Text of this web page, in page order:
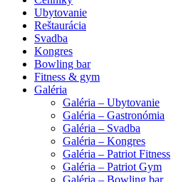
Ubytovanie
Reštaurácia
Svadba
Kongres
Bowling bar
Fitness & gym
Galéria
Galéria – Ubytovanie
Galéria – Gastronómia
Galéria – Svadba
Galéria – Kongres
Galéria – Patriot Fitness
Galéria – Patriot Gym
Galéria – Bowling bar